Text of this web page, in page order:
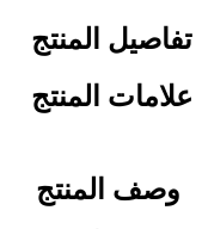
تفاصيل المنتج
علامات المنتج
وصف المنتج